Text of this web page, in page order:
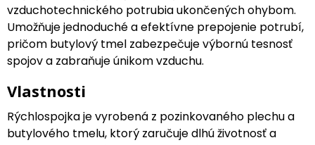
vzduchotechnického potrubia ukončených ohybom.
Umožňuje jednoduché a efektívne prepojenie potrubí,
pričom butylový tmel zabezpečuje výbornú tesnosť
spojov a zabraňuje únikom vzduchu.
Vlastnosti
Rýchlospojka je vyrobená z pozinkovaného plechu a
butylového tmelu, ktorý zaručuje dlhú životnosť a